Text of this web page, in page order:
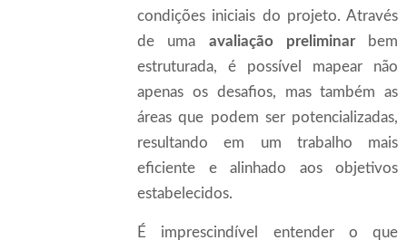
condições iniciais do projeto. Através
de uma avaliação preliminarbem
estruturada, é possível mapear não
apenas os desafios, mas também as
áreas que podem ser potencializadas,
resultando em um trabalho mais
eficiente e alinhado aos objetivos
estabelecidos.
É imprescindível entender o que